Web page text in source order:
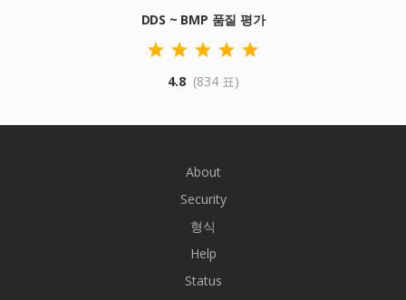
DDS ~ BMP 품질 평가
4.8 (834 표)
About
Security
형식
Help
Status